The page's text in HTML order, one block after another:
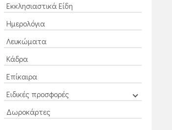
SAINT PAISIOS THE MOUNT ATHOS TO
Εκκλησιαστικά Είδη
Ημερολόγια
Λευκώματα
Κάδρα
Επίκαιρα
Ειδικές προσφορές
Δωροκάρτες